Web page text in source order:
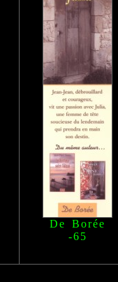
De Borée
-65